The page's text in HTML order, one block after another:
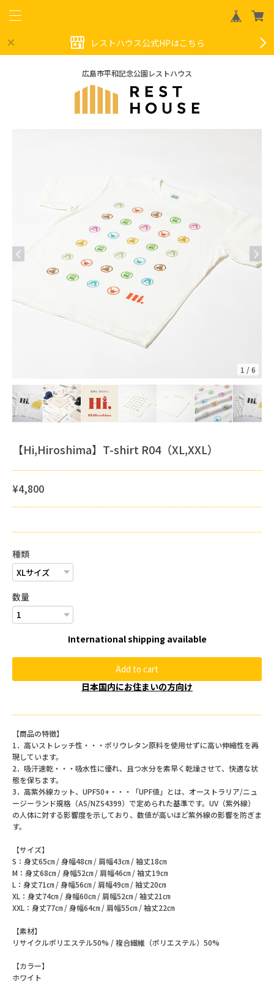
レストハウス公式HPはこちら
広島市平和記念公園レストハウス
1 /6
【Hi,Hiroshima】T-shirt R04（XL,XXL）
¥4,800
種類
数量
International shipping available
Add to cart
日本国内にお住まいの方向け
【商品の特徴】
1．高いストレッチ性・・・ポリウレタン原料を使用せずに高い伸縮性を再
現しています。
2．吸汗速乾・・・吸水性に優れ、且つ水分を素早く乾燥させて、快適な状
態を保ちます。
3．高紫外線カット、UPF50+・・・「UPF値」とは、オーストラリア/ニュ
ージーランド規格（AS/NZS4399）で定められた基準です。UV（紫外線）
の人体に対する影響度を示しており、数値が高いほど紫外線の影響を防ぎま
す。
【サイズ】
S：身丈65㎝ / 身幅48㎝ / 肩幅43㎝ / 袖丈18㎝
M：身丈68㎝ / 身幅52㎝ / 肩幅46㎝ / 袖丈19㎝
L：身丈71㎝ / 身幅56㎝ / 肩幅49㎝ / 袖丈20㎝
XL：身丈74㎝ / 身幅60㎝ / 肩幅52㎝ / 袖丈21㎝
XXL：身丈77㎝ / 身幅64㎝ / 肩幅55㎝ / 袖丈22㎝
【素材】
リサイクルポリエステル50% / 複合繊維（ポリエステル）50%
【カラー】
ホワイト